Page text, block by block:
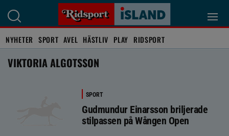
NYHETER SPORT AVEL HÄSTLIV PLAY RIDSPORT
VIKTORIA ALGOTSSON
SPORT
Gudmundur Einarsson briljerade
stilpassen på Wången Open